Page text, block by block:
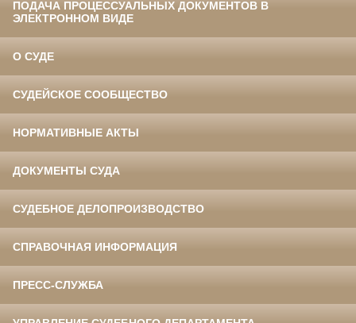
ПОДАЧА ПРОЦЕССУАЛЬНЫХ ДОКУМЕНТОВ В
ЭЛЕКТРОННОМ ВИДЕ
О СУДЕ
СУДЕЙСКОЕ СООБЩЕСТВО
НОРМАТИВНЫЕ АКТЫ
ДОКУМЕНТЫ СУДА
СУДЕБНОЕ ДЕЛОПРОИЗВОДСТВО
СПРАВОЧНАЯ ИНФОРМАЦИЯ
ПРЕСС-СЛУЖБА